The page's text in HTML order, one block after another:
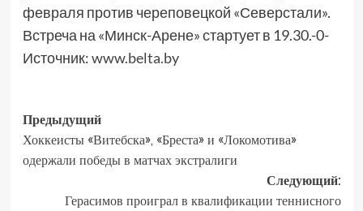
февраля против череповецкой «Северстали».
Встреча на «Минск-Арене» стартует в 19.30.-0-
Источник:www.belta.by
Предыдущий
Хоккеисты «Витебска», «Бреста» и «Локомотива»
одержали победы в матчах экстралиги
Следующий:
Герасимов проиграл в квалификации теннисного